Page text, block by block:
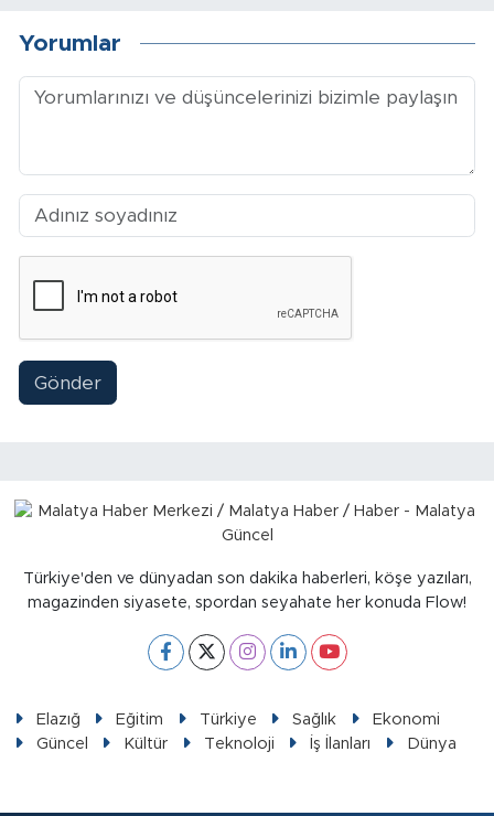
Yorumlar
Gönder
Türkiye'den ve dünyadan son dakika haberleri, köşe yazıları,
magazinden siyasete, spordan seyahate her konuda Flow!
Elazığ Eğitim Türkiye Sağlık
Ekonomi
Güncel
Kültür Teknoloji İş İlanları Dünya